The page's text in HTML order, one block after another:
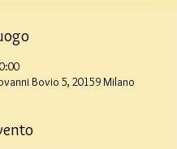
Bovio 5, 20159 Milano